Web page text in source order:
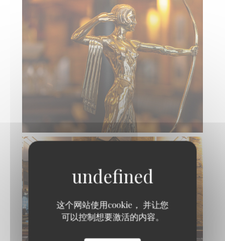
这个网站使用cookie， 并让您
可以控制想要激活的内容。